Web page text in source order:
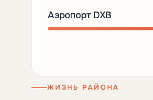
Аэропорт DXB
ЖИЗНЬ РАЙОНА